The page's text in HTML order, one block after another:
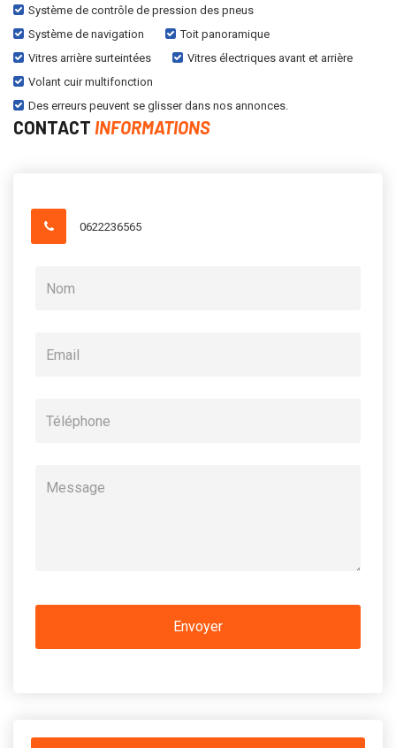
Système de contrôle de pression des pneus
Système de navigation
Toit panoramique
Vitres arrière surteintées
Vitres électriques avant et arrière
Volant cuir multifonction
Des erreurs peuvent se glisser dans nos annonces.
CONTACT INFORMATIONS
0622236565